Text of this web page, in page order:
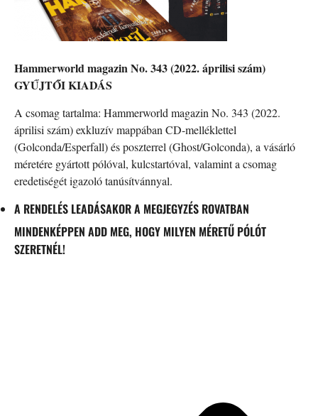
Hammerworld magazin No. 343 (2022. áprilisi szám)
GYŰJTŐI KIADÁS
A csomag tartalma: Hammerworld magazin No. 343 (2022.
áprilisi szám) exkluzív mappában CD-melléklettel
(Golconda/Esperfall) és poszterrel (Ghost/Golconda), a vásárló
méretére gyártott pólóval, kulcstartóval, valamint a csomag
eredetiségét igazoló tanúsítvánnyal.
A RENDELÉS LEADÁSAKOR A MEGJEGYZÉS ROVATBAN
MINDENKÉPPEN ADD MEG, HOGY MILYEN MÉRETŰ PÓLÓT
SZERETNÉL!